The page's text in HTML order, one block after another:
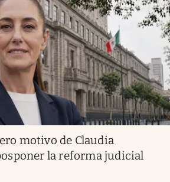
motivo de Claudia
la reforma judicial